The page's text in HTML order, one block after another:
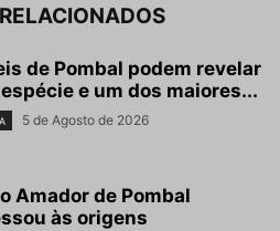
de Pombal podem revelar
e um dos maiores...
5 de Agosto de 2026
Amador de Pombal
às origens